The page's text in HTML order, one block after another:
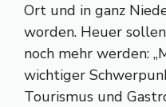
Ort und in ganz
worden. Heuer
noch mehr werden:
wichtiger
Tourismus und